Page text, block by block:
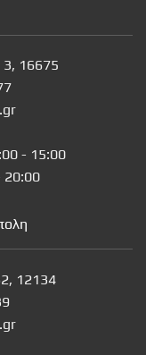
16675
- 15:00
20:00
12134